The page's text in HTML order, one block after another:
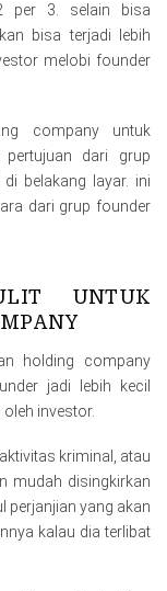
per 3. selain bisa
bisa terjadi lebih
melobi founder
company untuk
pertujuan dari grup
belakang layar. ini
dari grup founder
UNTUK
holding company
jadi lebih kecil
investor.
kriminal, atau
mudah disingkirkan
perjanjian yang akan
kalau dia terlibat